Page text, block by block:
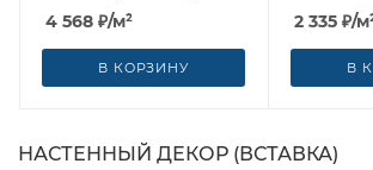
4 568 ₽/м²
В КОРЗИНУ
от
2 335 ₽/
В
НАСТЕННЫЙ ДЕКОР (ВСТАВКА)